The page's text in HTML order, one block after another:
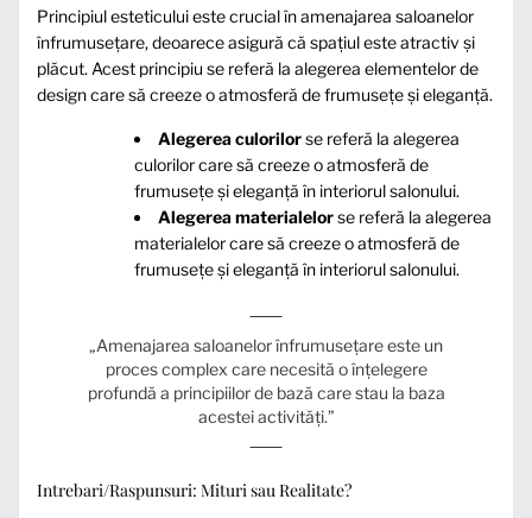
Principiul esteticului este crucial în amenajarea saloanelor
înfrumusețare, deoarece asigură că spațiul este atractiv și
plăcut. Acest principiu se referă la alegerea elementelor de
design care să creeze o atmosferă de frumusețe și eleganță.
Alegerea culorilorse referă la alegerea
culorilor care să creeze o atmosferă de
frumusețe și eleganță în interiorul salonului.
Alegerea materialelorse referă la alegerea
materialelor care să creeze o atmosferă de
frumusețe și eleganță în interiorul salonului.
„Amenajarea saloanelor înfrumusețare este un
proces complex care necesită o înțelegere
profundă a principiilor de bază care stau la baza
acestei activități.”
Intrebari/Raspunsuri: Mituri sau Realitate?